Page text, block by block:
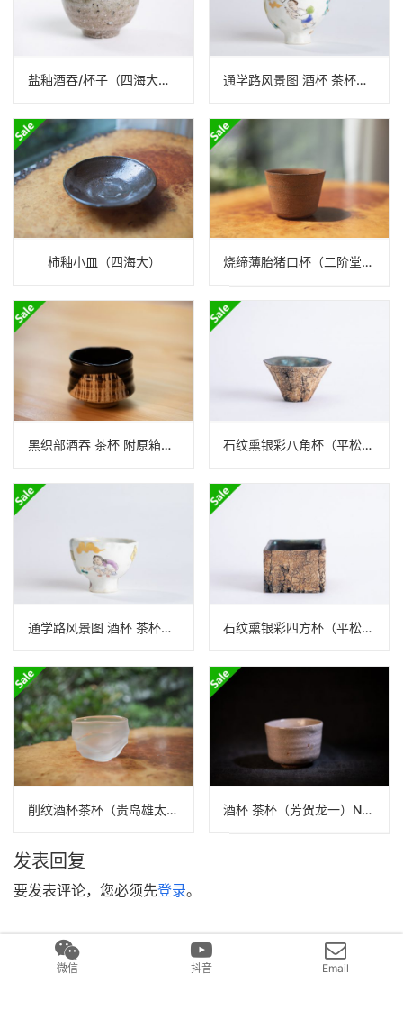
盐釉酒吞/杯子（四海大）N25B118 通学路风景图 酒杯 茶杯（北井真衣）N24B322
柿釉小皿（四海大） 烧缔薄胎猪口杯（二阶堂明弘）
黑织部酒吞 茶杯 附原箱（中岛春草） 石纹熏银彩八角杯（平松龙马）N23B513
通学路风景图 酒杯 茶杯（北井真衣）N24B322 石纹熏银彩四方杯（平松龙马）N23B499
削纹酒杯茶杯（贵岛雄太朗） 酒杯 茶杯（芳贺龙一）N24B286
发表回复
要发表评论，您必须先登录。
Copyright © 2017 元气造物 版权所有沪ICP备2022017336号
Powered by
微信 抖音 Email